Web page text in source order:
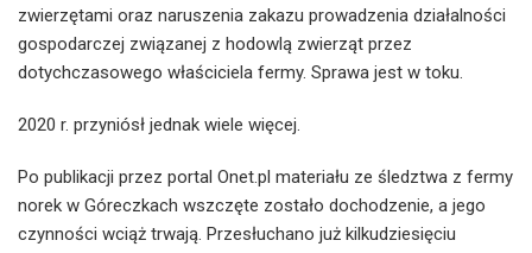
zwierzętami oraz naruszenia zakazu prowadzenia działalności
gospodarczej związanej z hodowlą zwierząt przez
dotychczasowego właściciela fermy. Sprawa jest w toku.
2020 r. przyniósł jednak wiele więcej.
Po publikacji przez portal Onet.pl materiału ze śledztwa z fermy
norek w Góreczkach wszczęte zostało dochodzenie, a jego
czynności wciąż trwają. Przesłuchano już kilkudziesięciu